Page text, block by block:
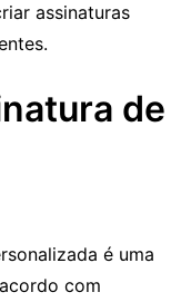
assinaturas
de
é uma
com